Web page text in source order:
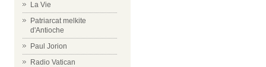
La Vie
Patriarcat melkite
d'Antioche
Paul Jorion
Radio Vatican